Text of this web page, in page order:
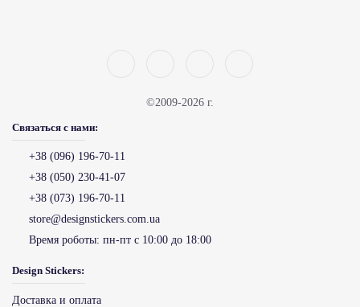
©2009-2026 г.
Связаться с нами:
+38 (096) 196-70-11
+38 (050) 230-41-07
+38 (073) 196-70-11
store@designstickers.com.ua
Время роботы: пн-пт с 10:00 до 18:00
Design Stickers:
Доставка и оплата